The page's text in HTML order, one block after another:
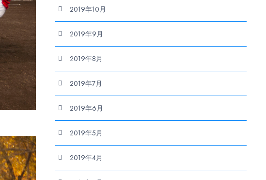
2019年10月
2019年9月
2019年8月
2019年7月
2019年6月
2019年5月
2019年4月